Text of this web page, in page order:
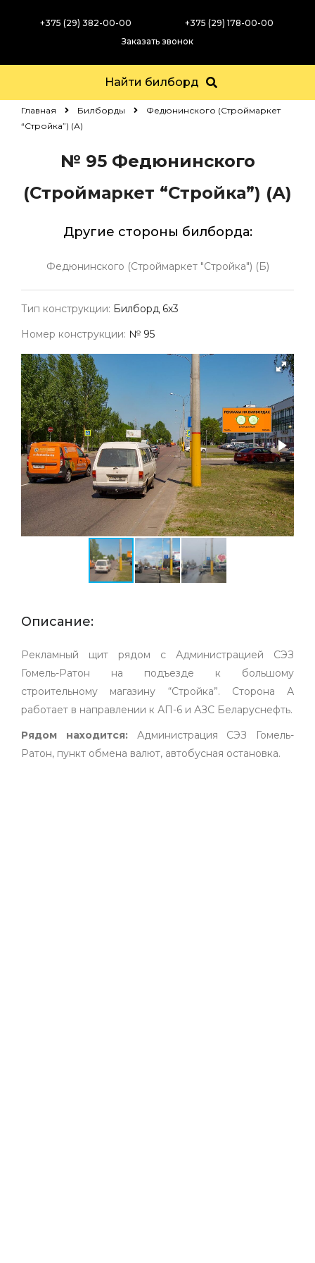
+375 (29) 382-00-00
+375 (29) 178-00-00
Заказать звонок
Найти билборд
Главная Билборды
Федюнинского (Строймаркет
“Стройка”) (А)
№ 95Федюнинского
(Строймаркет “Стройка”) (А)
Другие стороны билборда:
Федюнинского (Строймаркет "Стройка") (Б)
Тип конструкции: Билборд 6х3
Номер конструкции: № 95
Описание:
Рекламный щит рядом с Администрацией СЭЗ
Гомель-Ратон на подъезде к большому
строительному магазину “Стройка”. Сторона А
работает в направлении к АП-6 и АЗС Беларуснефть.
Рядом находится:Администрация СЭЗ Гомель-
Ратон, пункт обмена валют, автобусная остановка.